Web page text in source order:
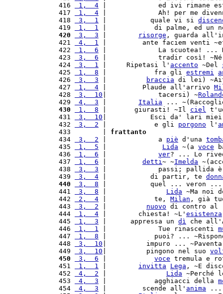
416
1,  4 |             ed ivi rimane
417
1,  4 |             Ah! per me
418
3,  1 |           quale vi si
419
1,  1 |            di palme, ed un
420
3,  3 risorge , guarda
421
4,  1 |         ante faciem venti
422
1,  6 |             La scuotea! ...
423
3,  6 |             tradir così!
424
3,  1 |     Ripetasi l' accento ~Del
425
1,  8 |            fra gli estremi
426
3,  3 braccia di lei)
427
1,  4 |         Plaude all'arrivo
428
3,  10 |             tacersi) ~
429
4,  3 Italia ...
430
1,  8 |       giurasti! ~Il ciel
431
3,  10 |           Esci da' lari
432
3,  2 |            e gli porgono l'
433        | frattanto
434
3,  2 |             a piè d'una
435
1,  5 Lida ~(a voce
436
1,  6 ver? ... Lo
437
1,  6 detti~ ~Imelda
438
3,  3 |             passi; pallida è
439
3,  4 |           di partir, te
440
3,  8 |           quel ... veron ...
441
3,  8 Lida ~Ma noi
442
2,  4 |            te, Milan , già
443
3,  2 nuovo di contro al
444
1,  4 |        chiesta! ~L' esistenza
445
1,  3 |      appressa un dì che
446
1,  1 |             Tue rinascenti
447
1,  8 |            puoi? ...
448
3,  10 |          impuro ...
449
3,  10 |          pingono nel suo
450
3,  6 voce tremula e
451
1,  1 invitta Lega , ~E
452
4,  2 Lida ~Perché
453
4,  3 |            agghiacci della
454
4,  3 |         scende all' anima ...